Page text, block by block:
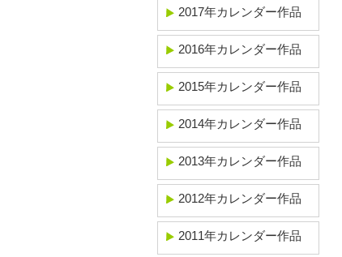
2017年カレンダー作品
2016年カレンダー作品
2015年カレンダー作品
2014年カレンダー作品
2013年カレンダー作品
2012年カレンダー作品
2011年カレンダー作品